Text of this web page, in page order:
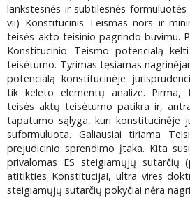
lankstesnės ir subtilesnės
vii) Konstitucinis Teismas nors ir
teisės akto teisinio pagrindo buvimu.
Konstitucinio Teismo potencialą
teisėtumo. Tyrimas tęsiamas
potencialą konstitucinėje
tik keleto elementų analize. Pirma,
teisės aktų teisėtumo patikra ir,
tapatumo sąlyga, kuri konstitucinėje
suformuluota. Galiausiai tiriama
prejudicinio sprendimo įtaka. Kita
privalomas ES steigiamųjų sutarčių
atitikties Konstitucijai, ultra vires
steigiamųjų sutarčių pokyčiai nėra